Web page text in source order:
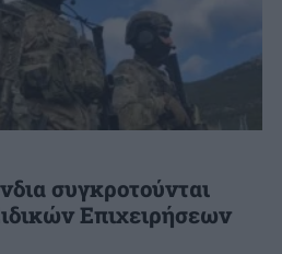
συγκροτούνται
Επιχειρήσεων